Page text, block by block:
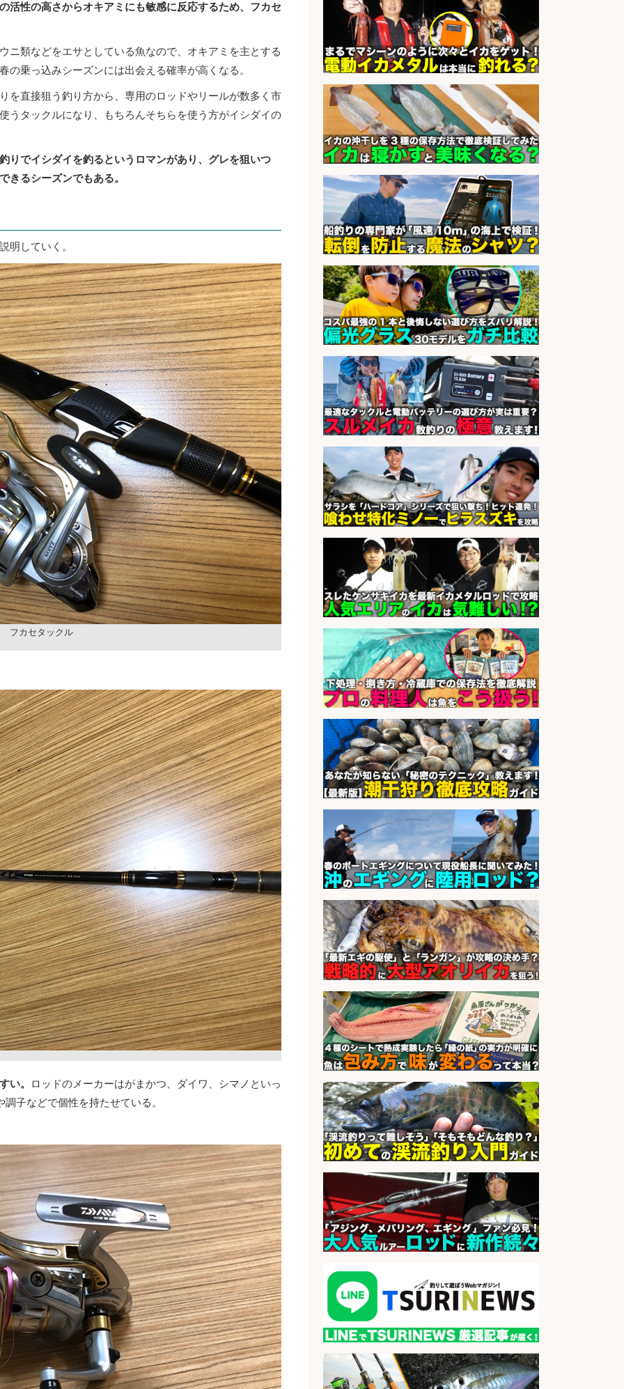
活性の高さからオキアミにも敏感に反応するため、フカセ
ニ類などをエサとしている魚なので、オキアミを主とする
乗っ込みシーズンには出会える確率が高くなる。
を直接狙う釣り方から、専用のロッドやリールが数多く市
うタックルになり、もちろんそちらを使う方がイシダイの
りでイシダイを釣るというロマンがあり、グレを狙いつ
きるシーズンでもある。
明していく。
フカセタックル
い。
ロッドのメーカーはがまかつ、ダイワ、シマノといっ
子などで個性を持たせている。
精肉・青果・鮮魚販売/「志布志
市」「時給1,150円〜」志布志駅か
ら車5分/お魚のカットや商品の陳列
業務/残業少なめ×車通勤OK×時間選
べる/鹿児島県/志布志市
会社名 株式会社ホットスタッフ鹿児島
sponsored by 求人ボックス
釣り具などの出荷作業～～/工場/製
造
会社名 UTグループ株式会社
sponsored by 求人ボックス
市」「時給1,150円〜」志布志市で
お魚のカットや商品の陳列業務/時
間選べる×未経験歓迎×残業少なめ/
鹿児島県/志布志市
会社名 株式会社ホットスタッフ鹿児島
sponsored by 求人ボックス
日払いOKで即日収入/製造スタッフ/
「広島市佐伯区」給与日払い可!「時
給1,200円」広島市佐伯区でお魚の
パック詰めや品出し業務/残業少な
め×週4日〜OK×車通勤OK/広島県/広
島市西区
会社名 株式会社ホットスタッフ五日市
sponsored by 求人ボックス
さらに求人情報を見る